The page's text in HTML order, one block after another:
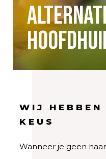
WIJ HEBBEN
KEUS
Wanneer je geen